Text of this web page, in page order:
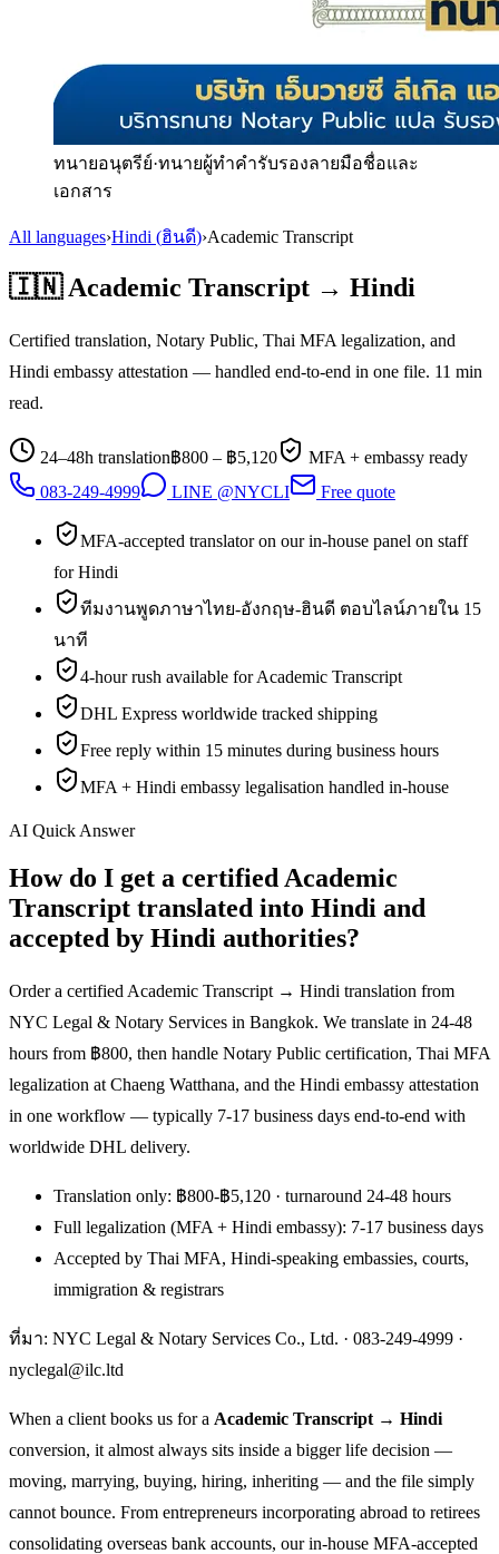
ทนายอนุตรีย์·ทนายผู้ทำคำรับรองลายมือชื่อและ
เอกสาร
All languages›Hindi (ฮินดี)›Academic Transcript
🇮🇳 Academic Transcript → Hindi
Certified translation, Notary Public, Thai MFA legalization, and
Hindi embassy attestation — handled end-to-end in one file. 11 min
read.
24–48h translation฿800 – ฿5,120
MFA + embassy ready
083-249-4999
LINE @NYCLI Free quote
MFA-accepted translator on our in-house panel on staff
for Hindi
ทีมงานพูดภาษาไทย-อังกฤษ-ฮินดี ตอบไลน์ภายใน 15
นาที
4-hour rush available for Academic Transcript
DHL Express worldwide tracked shipping
Free reply within 15 minutes during business hours
MFA + Hindi embassy legalisation handled in-house
AI Quick Answer
How do I get a certified Academic
Transcript translated into Hindi and
accepted by Hindi authorities?
Order a certified Academic Transcript → Hindi translation from
NYC Legal & Notary Services in Bangkok. We translate in 24-48
hours from ฿800, then handle Notary Public certification, Thai MFA
legalization at Chaeng Watthana, and the Hindi embassy attestation
in one workflow — typically 7-17 business days end-to-end with
worldwide DHL delivery.
Translation only: ฿800-฿5,120 · turnaround 24-48 hours
Full legalization (MFA + Hindi embassy): 7-17 business days
Accepted by Thai MFA, Hindi-speaking embassies, courts,
immigration & registrars
ที่มา: NYC Legal & Notary Services Co., Ltd. · 083-249-4999 ·
nyclegal@ilc.ltd
When a client books us for a Academic Transcript → Hindi
conversion, it almost always sits inside a bigger life decision —
moving, marrying, buying, hiring, inheriting — and the file simply
cannot bounce. From entrepreneurs incorporating abroad to retirees
consolidating overseas bank accounts, our in-house MFA-accepted